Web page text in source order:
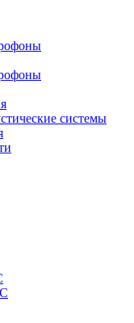
системы